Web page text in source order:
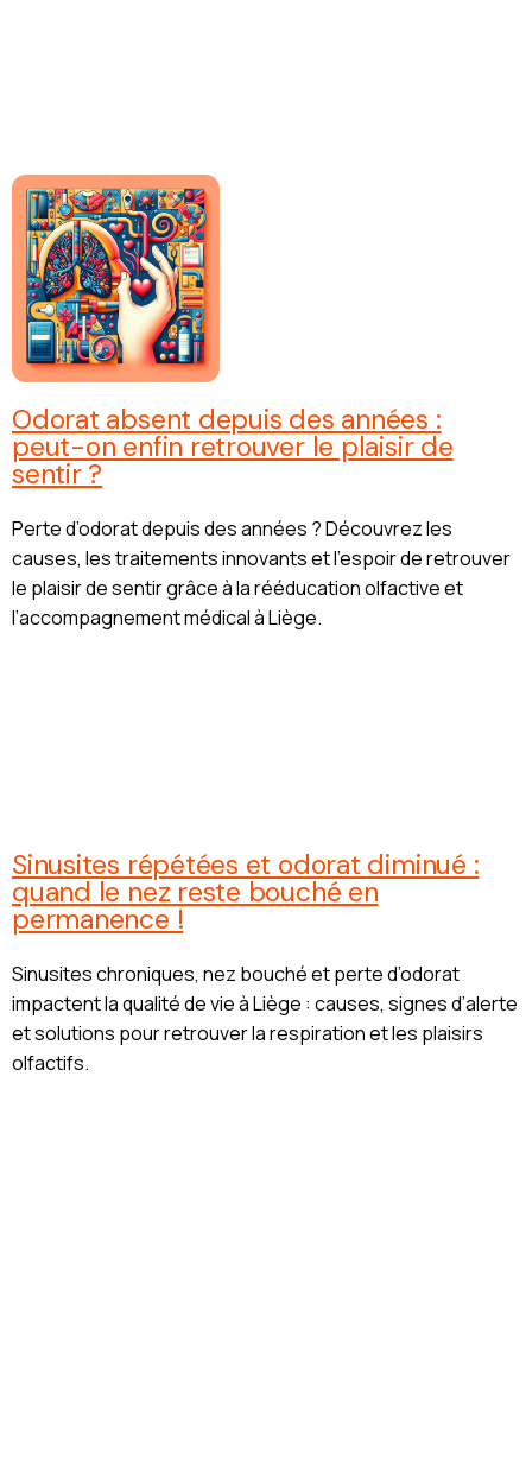
Odorat absent depuis des années :
peut-on enfin retrouver le plaisir de
sentir ?
Perte d’odorat depuis des années ? Découvrez les
causes, les traitements innovants et l’espoir de retrouver
le plaisir de sentir grâce à la rééducation olfactive et
l’accompagnement médical à Liège.
Sinusites répétées et odorat diminué :
quand le nez reste bouché en
permanence !
Sinusites chroniques, nez bouché et perte d’odorat
impactent la qualité de vie à Liège : causes, signes d’alerte
et solutions pour retrouver la respiration et les plaisirs
olfactifs.